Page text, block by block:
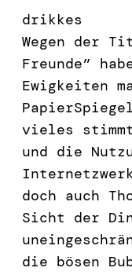
drikkes
Wegen der
Freunde”
Ewigkeiten
vieles
und die
doch auch
Sicht der
die bösen